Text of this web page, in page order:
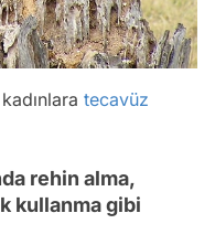
tecavüz
rehin alma,
kullanma gibi